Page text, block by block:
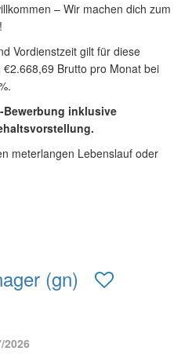
– Wir machen dich zum
Vordienstzeit gilt für diese
Brutto pro Monat bei
Bewerbung inklusive
meterlangen Lebenslauf oder
(gn)
2026